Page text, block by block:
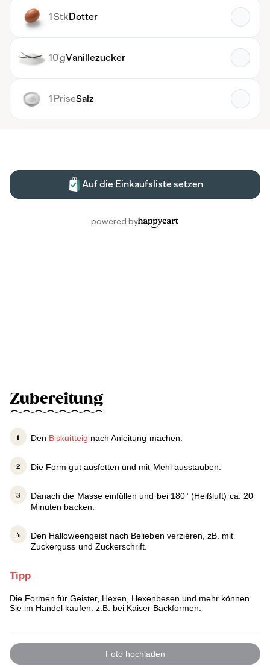
Zubereitung
Den Biskuitteig nach Anleitung machen.
Die Form gut ausfetten und mit Mehl ausstauben.
Danach die Masse einfüllen und bei 180° (Heißluft) ca. 20
Minuten backen.
Den Halloweengeist nach Belieben verzieren, zB. mit
Zuckerguss und Zuckerschrift.
Tipp
Die Formen für Geister, Hexen, Hexenbesen und mehr können
Sie im Handel kaufen. z.B. bei Kaiser Backformen.
Foto hochladen